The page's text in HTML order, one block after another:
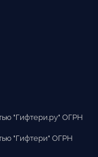
"Гифтери.ру" ОГРН
"Гифтери" ОГРН